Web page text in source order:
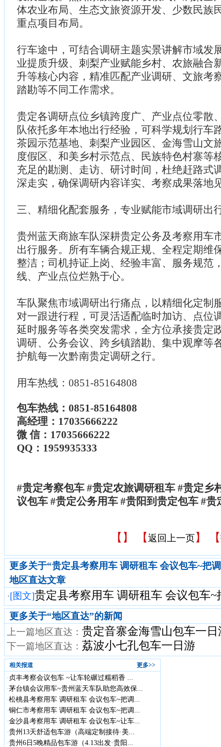
体农业布局、生态文旅资源开发、少数民族
重点项目布局。
行车途中，可结合调研主题实景讲解市域发
业提质升级、刺梨产业赋能乡村、农旅融合
升等核心内容，精准匹配产业调研、文旅考
踏勘等不同工作需求。
贵定各调研点位乡镇跨度广、产业点位零散
队依托多年本地出行经验，可科学规划行车
茶园示范基地、刺梨产业园区、金海雪山文
度假区、和美乡村示范点、民族特色村寨等
充足的勘测、走访、研讨时间，杜绝赶路式
深走实，确保调研内容详实、考察成果落地
三、精细化配套服务，专业赋能市域调研出
贵州蓝天商旅车队深耕贵定公务及考察用车
出行服务。所有车辆合规正规、全程定期维
整洁；司机持证上岗、经验丰富、服务规范
线、产业点位烂熟于心。
车队聚焦市域调研出行痛点，以精细化定制
对一跟进行程，可灵活适配临时加访、点位
延时服务等各类突发需求，全方位承接贵定
调研、公务会议、跨乡镇踏勘、集中观摩等
护航每一次黔南贵定调研之行。
用车热线：0851-85164808
包车热线：0851-85164808
高经理：17035666222
微 信：17035666222
QQ：1959935333
#贵定考察包车 #贵定农旅调研租车 #贵定乡
议包车 #贵定公务用车 #贵阳到贵定包车 #
【 】 【返回上一页】 【
更多关于“贵定县考察用车 调研租车 会议包车~把
地区直达文章
·[图文]贵定县考察用车 调研租车 会议包车~
更多关于“地区直达”的新闻
上一篇地区直达： 贵定音寨金海雪山包车一日
下一篇地区直达： 荔波小七孔包车一日游
更多>>
相关报道
· 贞丰考察会议包车 ~让车轮碾过糯稻香 ...
·茅台镇会议用车~贵州蓝天车队助您高效保...
·松桃县考察用车 调研租车 会议包车~把调...
·铜仁市考察用车 调研租车 会议包车~把调...
·金沙县考察用车 调研租车 会议包车~让车...
·贵州13天舒适包车游（高端定制接待·美...
·贵州6日5晚精品包车游（4.13出发·贵阳...